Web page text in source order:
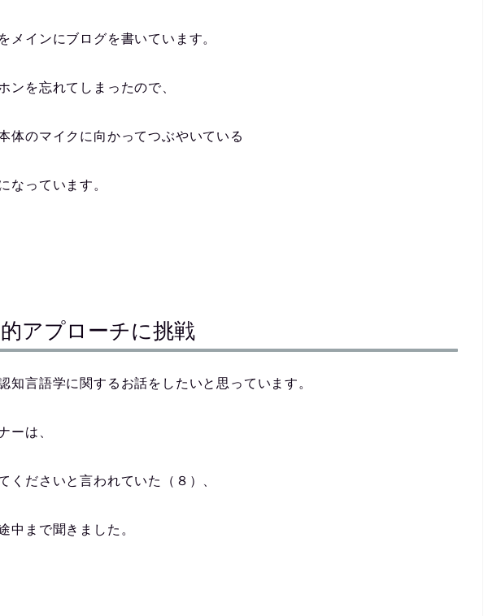
メインにブログを書いています。
ンを忘れてしまったので、
体のマイクに向かってつぶやいている
なっています。
アプローチに挑戦
知言語学に関するお話をしたいと思っています。
ーは、
くださいと言われていた（８）、
中まで聞きました。